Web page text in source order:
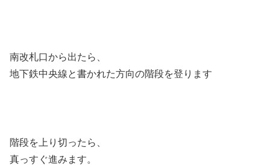
南改札口から出たら、
地下鉄中央線と書かれた方向の階段を登ります
階段を上り切ったら、
真っすぐ進みます。